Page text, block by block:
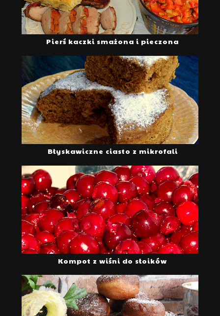
Pierś kaczki smażona i pieczona
Błyskawiczne ciasto z mikrofali
Kompot z wiśni do słoików